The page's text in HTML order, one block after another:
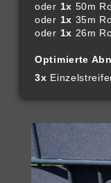
oder 1x 50m
oder 1x 35m
oder 1x 26m
Optimierte
3x